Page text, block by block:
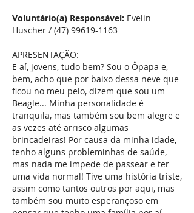
Voluntário(a) Responsável: Evelin
Huscher / (47) 99619-1163
APRESENTAÇÃO:
E aí, jovens, tudo bem? Sou o Ôpapa e,
bem, acho que por baixo dessa neve que
ficou no meu pelo, dizem que sou um
Beagle... Minha personalidade é
tranquila, mas também sou bem alegre e
as vezes até arrisco algumas
brincadeiras! Por causa da minha idade,
tenho alguns probleminhas de saúde,
mas nada me impede de passear e ter
uma vida normal! Tive uma história triste,
assim como tantos outros por aqui, mas
também sou muito esperançoso em